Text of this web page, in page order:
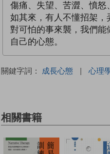
傷痛、失望、苦澀、憤
如其來，有人不懂招架，
對可怕的事來襲，我們
自己的心態。
關鍵字詞： 成長心態 | 心理
相關書籍